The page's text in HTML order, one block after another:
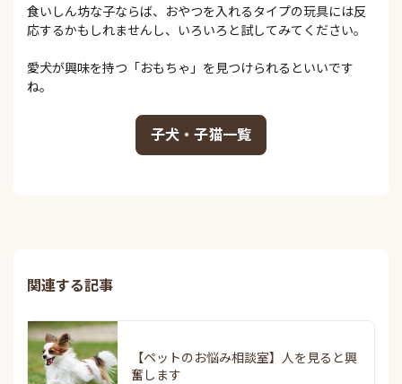
食いしん坊な子ならば、おやつを入れるタイプの玩具には反
応するかもしれませんし、いろいろと試してみてください。
愛犬が興味を持つ「おもちゃ」を見つけられるといいです
ね。
子犬・子猫一覧
関連する記事
【ペットのお悩み相談室】人を見ると興
奮します